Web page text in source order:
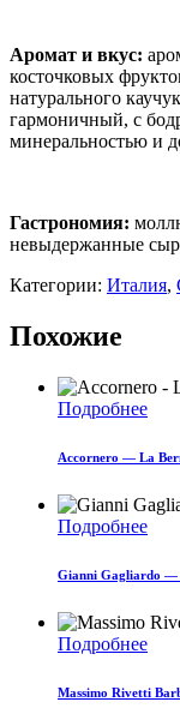
Аромат и вкус:
косточковых
натурального
гармоничный, с
минеральностью и
Гастрономия:
невыдержанные
Категории: Италия,
Похожие
Подробнее
Accornero — La
Подробнее
Gianni Gagliardo —
Подробнее
Massimo Rivetti